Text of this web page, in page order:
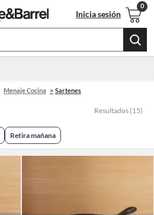
Inicia sesión
Bar
Menaje Cocina Sartenes
Resultados (15)
Retira mañana